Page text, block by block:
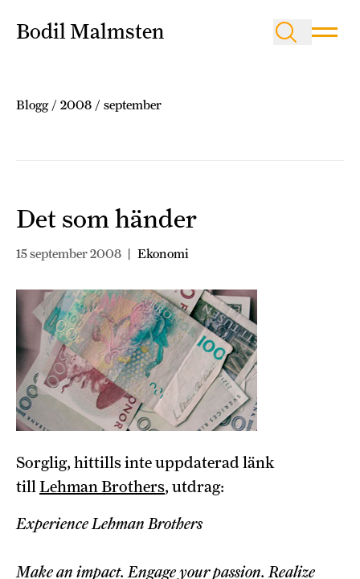
Bodil Malmsten
Blogg / 2008 / september
Det som händer
15 september 2008 | Ekonomi
Sorglig, hittills inte uppdaterad länk
tillLehman Brothers, utdrag:
Experience Lehman Brothers
Make an impact. Engage your passion. Realize